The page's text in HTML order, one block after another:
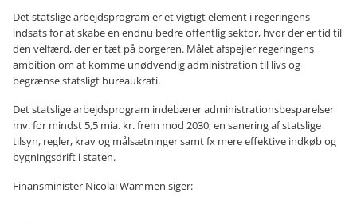
Det statslige arbejdsprogram er et vigtigt element i regeringens
indsats for at skabe en endnu bedre offentlig sektor, hvor der er tid til
den velfærd, der er tæt på borgeren. Målet afspejler regeringens
ambition om at komme unødvendig administration til livs og
begrænse statsligt bureaukrati.
Det statslige arbejdsprogram indebærer administrationsbesparelser
mv. for mindst 5,5 mia. kr. frem mod 2030, en sanering af statslige
tilsyn, regler, krav og målsætninger samt fx mere effektive indkøb og
bygningsdrift i staten.
Finansminister Nicolai Wammen siger: